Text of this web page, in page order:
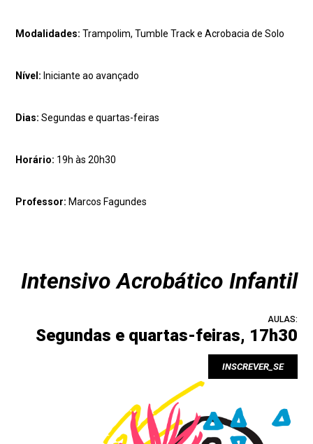
Modalidades: Trampolim, Tumble Track e Acrobacia de Solo
Nível: Iniciante ao avançado
Dias: Segundas e quartas-feiras
Horário: 19h às 20h30
Professor: Marcos Fagundes
Intensivo Acrobático Infantil
AULAS:
Segundas e quartas-feiras, 17h30
INSCREVER_SE